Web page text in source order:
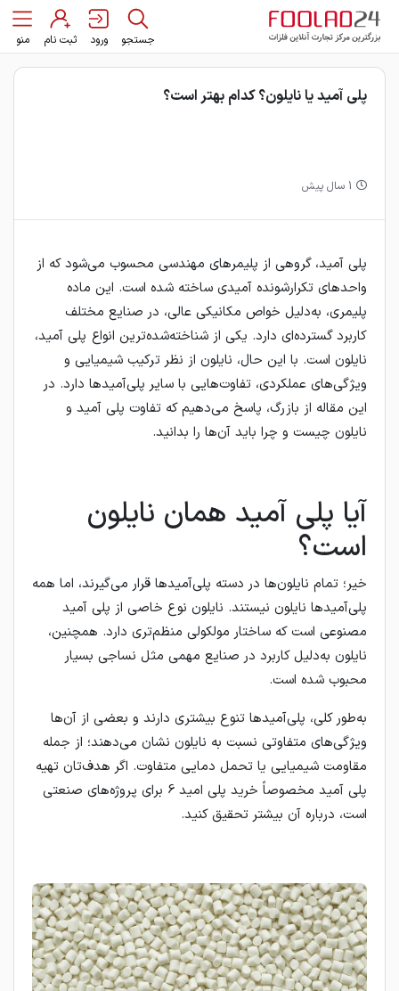
جستجو ورود ثبت نام منو
پلی آمید یا نایلون؟ کدام بهتر است؟
1 سال پیش
پلی آمید، گروهی از پلیمرهای مهندسی محسوب می‌شود که از
واحدهای تکرارشونده آمیدی ساخته شده است. این ماده
پلیمری، به‌دلیل خواص مکانیکی عالی، در صنایع مختلف
کاربرد گسترده‌ای دارد. یکی از شناخته‌شده‌ترین انواع پلی آمید،
نایلون است. با این حال، نایلون از نظر ترکیب شیمیایی و
ویژگی‌های عملکردی، تفاوت‌هایی با سایر پلی‌آمیدها دارد. در
این مقاله از بازرگ، پاسخ می‌دهیم که تفاوت پلی آمید و
نایلون چیست و چرا باید آن‌ها را بدانید.
آیا پلی آمید همان نایلون
است؟
خیر؛ تمام نایلون‌ها در دسته پلی‌آمیدها قرار می‌گیرند، اما همه
پلی‌آمیدها نایلون نیستند. نایلون نوع خاصی از پلی آمید
مصنوعی است که ساختار مولکولی منظم‌تری دارد. همچنین،
نایلون به‌دلیل کاربرد در صنایع مهمی مثل نساجی بسیار
محبوب شده است.
به‌طور کلی، پلی‌آمیدها تنوع بیشتری دارند و بعضی از آن‌ها
ویژگی‌های متفاوتی نسبت به نایلون نشان می‌دهند؛ از جمله
مقاومت شیمیایی یا تحمل دمایی متفاوت. اگر هدف‌تان تهیه
پلی آمید مخصوصاً خرید پلی امید 6 برای پروژه‌های صنعتی
است، درباره آن بیشتر تحقیق کنید.